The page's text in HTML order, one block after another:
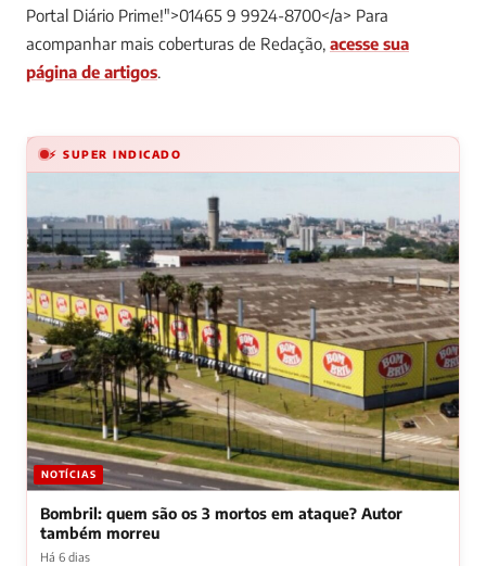
Portal Diário Prime!">01465 9 9924-8700</a> Para
acompanhar mais coberturas de Redação, acesse sua
página de artigos.
⚡ SUPER INDICADO
NOTÍCIAS
Bombril: quem são os 3 mortos em ataque? Autor
também morreu
Há 6 dias